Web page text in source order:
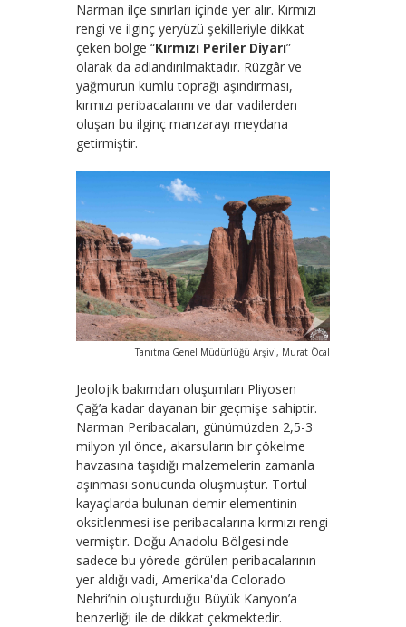
Narman ilçe sınırları içinde yer alır. Kırmızı
rengi ve ilginç yeryüzü şekilleriyle dikkat
çeken bölge “Kırmızı Periler Diyarı”
olarak da adlandırılmaktadır. Rüzgâr ve
yağmurun kumlu toprağı aşındırması,
kırmızı peribacalarını ve dar vadilerden
oluşan bu ilginç manzarayı meydana
getirmiştir.
Tanıtma Genel Müdürlüğü Arşivi, Murat Öcal
Jeolojik bakımdan oluşumları Pliyosen
Çağ’a kadar dayanan bir geçmişe sahiptir.
Narman Peribacaları, günümüzden 2,5-3
milyon yıl önce, akarsuların bir çökelme
havzasına taşıdığı malzemelerin zamanla
aşınması sonucunda oluşmuştur. Tortul
kayaçlarda bulunan demir elementinin
oksitlenmesi ise peribacalarına kırmızı rengi
vermiştir. Doğu Anadolu Bölgesi'nde
sadece bu yörede görülen peribacalarının
yer aldığı vadi, Amerika'da Colorado
Nehri’nin oluşturduğu Büyük Kanyon’a
benzerliği ile de dikkat çekmektedir.